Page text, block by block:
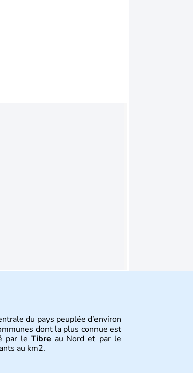
du pays peuplée d’environ
dont la plus connue est
par le Tibre au Nord et par le
au km2.